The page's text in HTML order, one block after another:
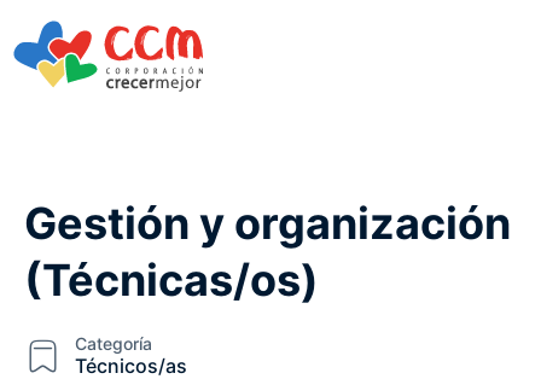
Categoría
Técnicos/as
Gestión y organización
(Técnicas/os)